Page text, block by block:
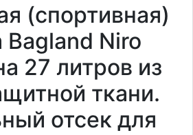
(спортивная)
Bagland Niro
27 литров из
ткани.
отсек для